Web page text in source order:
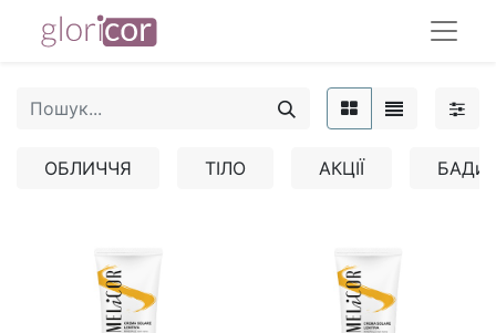
ОБЛИЧЧЯ ТІЛО АКЦІЇ БАДи